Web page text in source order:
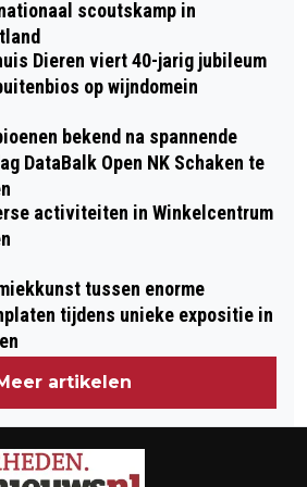
scoutskamp in
Dieren viert 40-jarig jubileum
op wijndomein
bekend na spannende
DataBalk Open NK Schaken te
activiteiten in Winkelcentrum
tussen enorme
tijdens unieke expositie in
artikelen